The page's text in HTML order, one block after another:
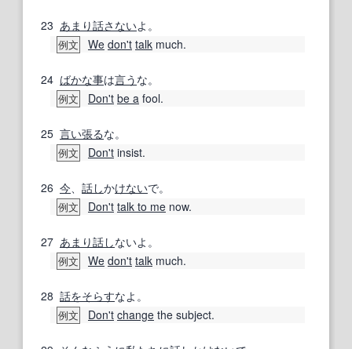
23 あまり話さないよ。
例文 We don't talk much.
24 ばかな事は言う な。
例文 Don't be a fool.
25 言い張るな。
例文 Don't insist.
26 今 話しかけないで。
例文 Don't talk to me now.
27 あまり話しないよ。
例文 We don't talk much.
28 話をそらすなよ。
例文 Don't change the subject.